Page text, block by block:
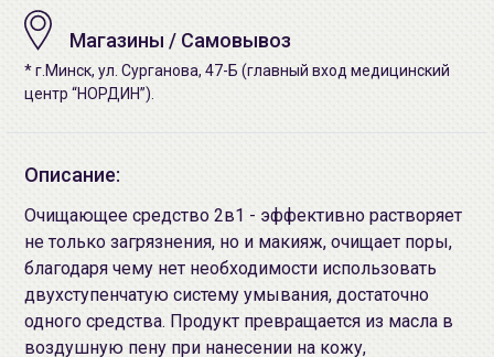
Магазины / Самовывоз
* г.Минск, ул. Сурганова, 47-Б (главный вход медицинский
центр “НОРДИН”).
Описание:
Очищающее средство 2в1 - эффективно растворяет
не только загрязнения, но и макияж, очищает поры,
благодаря чему нет необходимости использовать
двухступенчатую систему умывания, достаточно
одного средства. Продукт превращается из масла в
воздушную пену при нанесении на кожу,